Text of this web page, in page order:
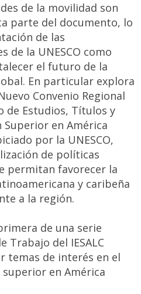
de la movilidad son
parte del documento, lo
de las
de la UNESCO como
el futuro de la
En particular explora
Convenio Regional
de Estudios, Títulos y
Superior en América
por la UNESCO,
de políticas
permitan favorecer la
y caribeña
a la región.
de una serie
Trabajo del IESALC
temas de interés en el
en América